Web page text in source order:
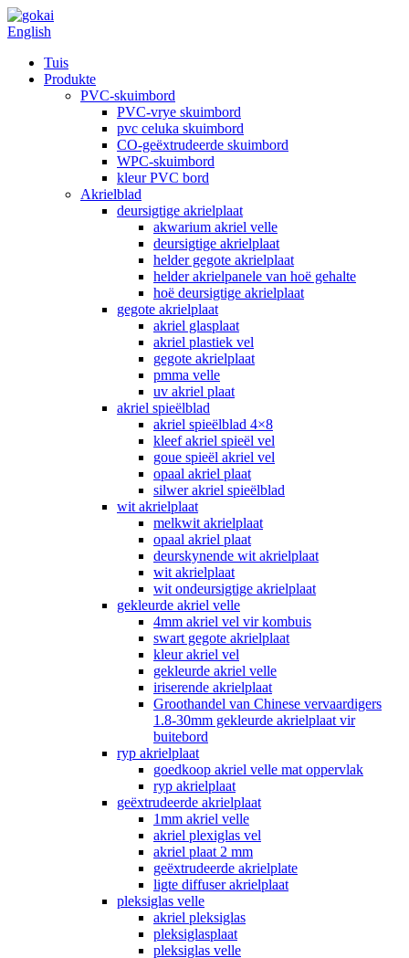
English
Tuis
Produkte
PVC-skuimbord
PVC-vrye skuimbord
pvc celuka skuimbord
CO-geëxtrudeerde skuimbord
WPC-skuimbord
kleur PVC bord
Akrielblad
deursigtige akrielplaat
akwarium akriel velle
deursigtige akrielplaat
helder gegote akrielplaat
helder akrielpanele van hoë gehalte
hoë deursigtige akrielplaat
gegote akrielplaat
akriel glasplaat
akriel plastiek vel
gegote akrielplaat
pmma velle
uv akriel plaat
akriel spieëlblad
akriel spieëlblad 4×8
kleef akriel spieël vel
goue spieël akriel vel
opaal akriel plaat
silwer akriel spieëlblad
wit akrielplaat
melkwit akrielplaat
opaal akriel plaat
deurskynende wit akrielplaat
wit akrielplaat
wit ondeursigtige akrielplaat
gekleurde akriel velle
4mm akriel vel vir kombuis
swart gegote akrielplaat
kleur akriel vel
gekleurde akriel velle
iriserende akrielplaat
Groothandel van Chinese vervaardigers
1.8-30mm gekleurde akrielplaat vir
buitebord
ryp akrielplaat
goedkoop akriel velle mat oppervlak
ryp akrielplaat
geëxtrudeerde akrielplaat
1mm akriel velle
akriel plexiglas vel
akriel plaat 2 mm
geëxtrudeerde akrielplate
ligte diffuser akrielplaat
pleksiglas velle
akriel pleksiglas
pleksiglasplaat
pleksiglas velle